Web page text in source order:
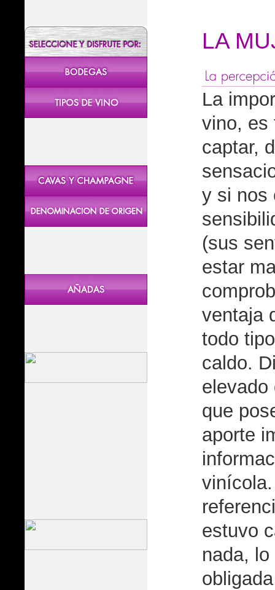
LA
La
vino, es
captar,
y si nos
(sus
estar
ventaja
todo
caldo.
elevado
que
aporte
estuvo
nada,